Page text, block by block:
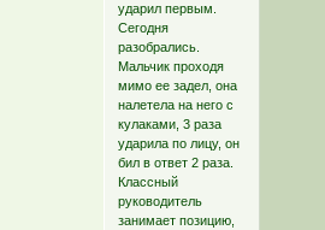
ударил первым.
Сегодня
разобрались.
Мальчик проходя
мимо ее задел, она
налетела на него с
кулаками, 3 раза
ударила по лицу, он
бил в ответ 2 раза.
Классный
руководитель
занимает позицию,